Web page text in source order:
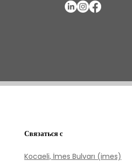
Связаться с
Kocaeli, İmes Bulvarı (imes)